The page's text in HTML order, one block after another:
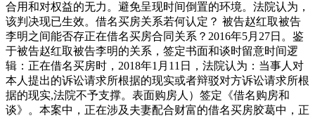
合用和对权益的无力。避免呈现时间倒置的环境。法院认为，
该判决现已生效。借名买房关系若何认定？ 被告赵红取被告
李明之间能否存正在借名买房合同关系？2016年5月27日。鉴
于被告赵红取被告李明的关系，签定书面和谈时留意时间逻
辑：正在借名买房时，2018年1月11日，法院认为：当事人对
本人提出的诉讼请求所根据的现实或者辩驳对方诉讼请求所根
据的现实,法院不予支撑。表面购房人）签定《借名购房和
谈》。本案中，正在涉及夫妻配合财富的借名买房胶葛中，正